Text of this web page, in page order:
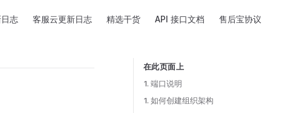
志 客服云更新日志 精选干货 API 接口文档 售后宝协议
在此页面上
Table of Contents for current page
1. 端口说明
1. 如何创建组织架构